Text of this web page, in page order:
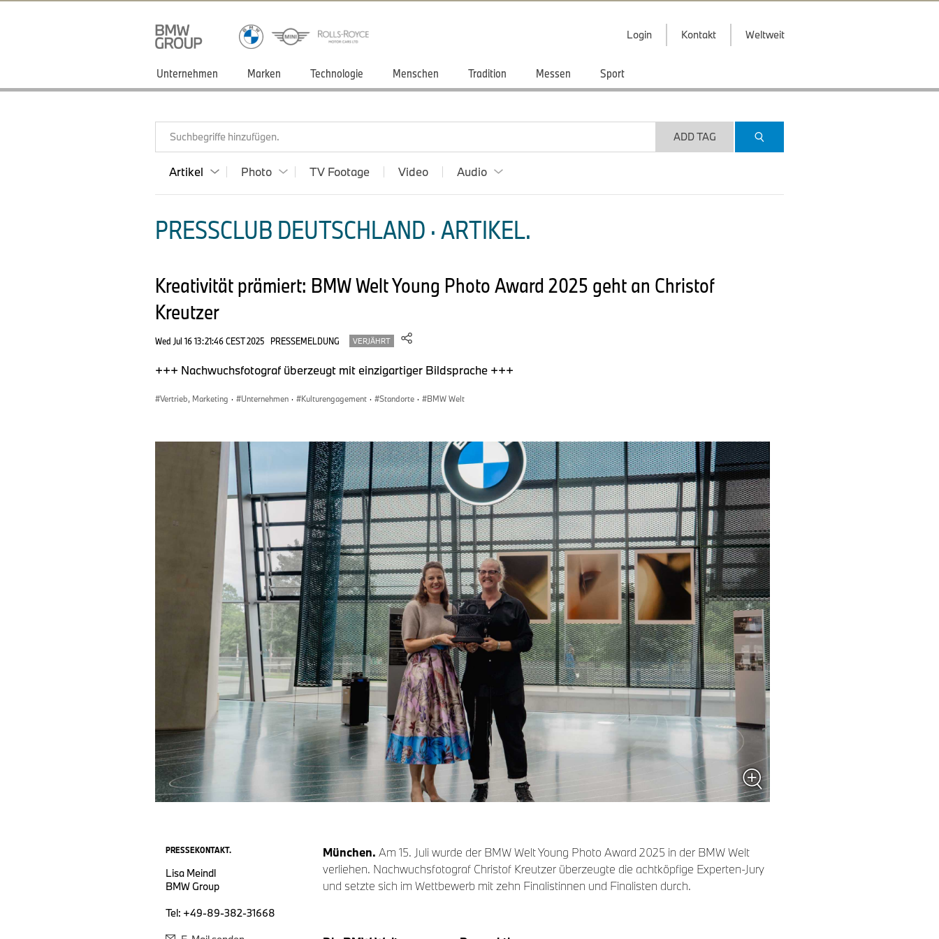
Login Kontakt Weltweit
Unternehmen Marken Technologie Menschen Tradition Messen Sport
Suchbegriffe hinzufügen. ADD TAG
Artikel Photo TV Footage Video Audio
PRESSCLUB DEUTSCHLAND · ARTIKEL.
Kreativität prämiert: BMW Welt Young Photo Award 2025 geht an Christof
Kreutzer
Wed Jul 16 13:21:46 CEST 2025 PRESSEMELDUNG VERJÄHRT
+++ Nachwuchsfotograf überzeugt mit einzigartiger Bildsprache +++
Vertrieb, Marketing · Unternehmen · Kulturengagement · Standorte · BMW Welt
PRESSEKONTAKT.
Lisa Meindl
BMW Group
Tel: +49-89-382-31668
München. Am 15. Juli wurde der BMW Welt Young Photo Award 2025 in der BMW Welt
verliehen. Nachwuchsfotograf Christof Kreutzer überzeugte die achtköpfige Experten-Jury
und setzte sich im Wettbewerb mit zehn Finalistinnen und Finalisten durch.